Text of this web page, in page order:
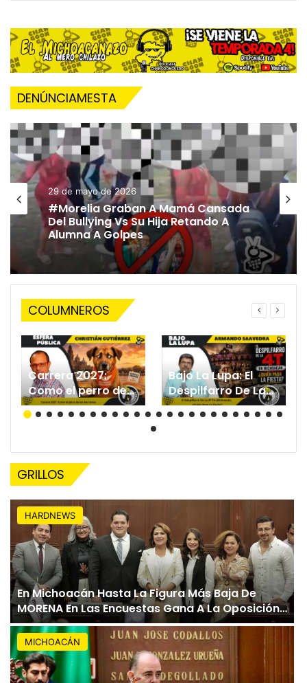
DENÚNCIAMESTA
29 de mayo de 2026
#Morelia Graban A Mamá Cansada
Del Bullying Vs Su Hija Retando A
Alumna A Golpes
COLUMNEROS
Carrera 2027:
Como el perro de
las dos tortas.
Bajo La Lupa: El
Despilfarro De La
4T EN Michoacán.
¿Quién Paga La
GRILLOS
HARDNEWS
En Michoacán Hasta La Figura Más Baja De
MORENA En Las Encuestas Gana A La Oposición:
César Osuna
MICHOACÁN